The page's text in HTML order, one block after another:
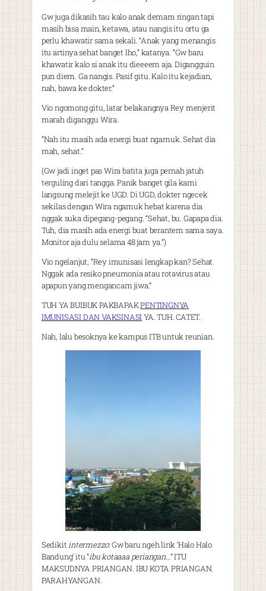
Gw juga dikasih tau kalo anak demam ringan tapi
masih bisa main, ketawa, atau nangis itu ortu ga
perlu khawatir sama sekali. “Anak yang menangis
itu artinya sehat banget lho,” katanya. “Gw baru
khawatir kalo si anak itu dieeeem aja. Digangguin
pun diem. Ga nangis. Pasif gitu. Kalo itu kejadian,
nah, bawa ke dokter.”
Vio ngomong gitu, latar belakangnya Rey menjerit
marah diganggu Wira.
”Nah itu masih ada energi buat ngamuk. Sehat dia
mah, sehat.”
(Gw jadi inget pas Wira batita juga pernah jatuh
terguling dari tangga. Panik banget gila kami
langsung melejit ke UGD. Di UGD, dokter ngecek
sekilas dengan Wira ngamuk hebat karena dia
nggak suka dipegang-pegang. “Sehat, bu. Gapapa dia.
Tuh, dia masih ada energi buat berantem sama saya.
Monitor aja dulu selama 48 jam ya.”)
Vio ngelanjut, “Rey imunisasi lengkap kan? Sehat.
Nggak ada resiko pneumonia atau rotavirus atau
apapun yang mengancam jiwa.”
TUH YA BUIBUK PAKBAPAKPENTINGNYA
IMUNISASI DAN VAKSINASIYA. TUH. CATET.
Nah, lalu besoknya ke kampus ITB untuk reunian.
Sedikitintermezzo: Gw baru ngeh lirik ‘Halo Halo
Bandung’ itu “ibu kotaaaa periangan…” ITU
MAKSUDNYA PRIANGAN. IBU KOTA PRIANGAN.
PARAHYANGAN.